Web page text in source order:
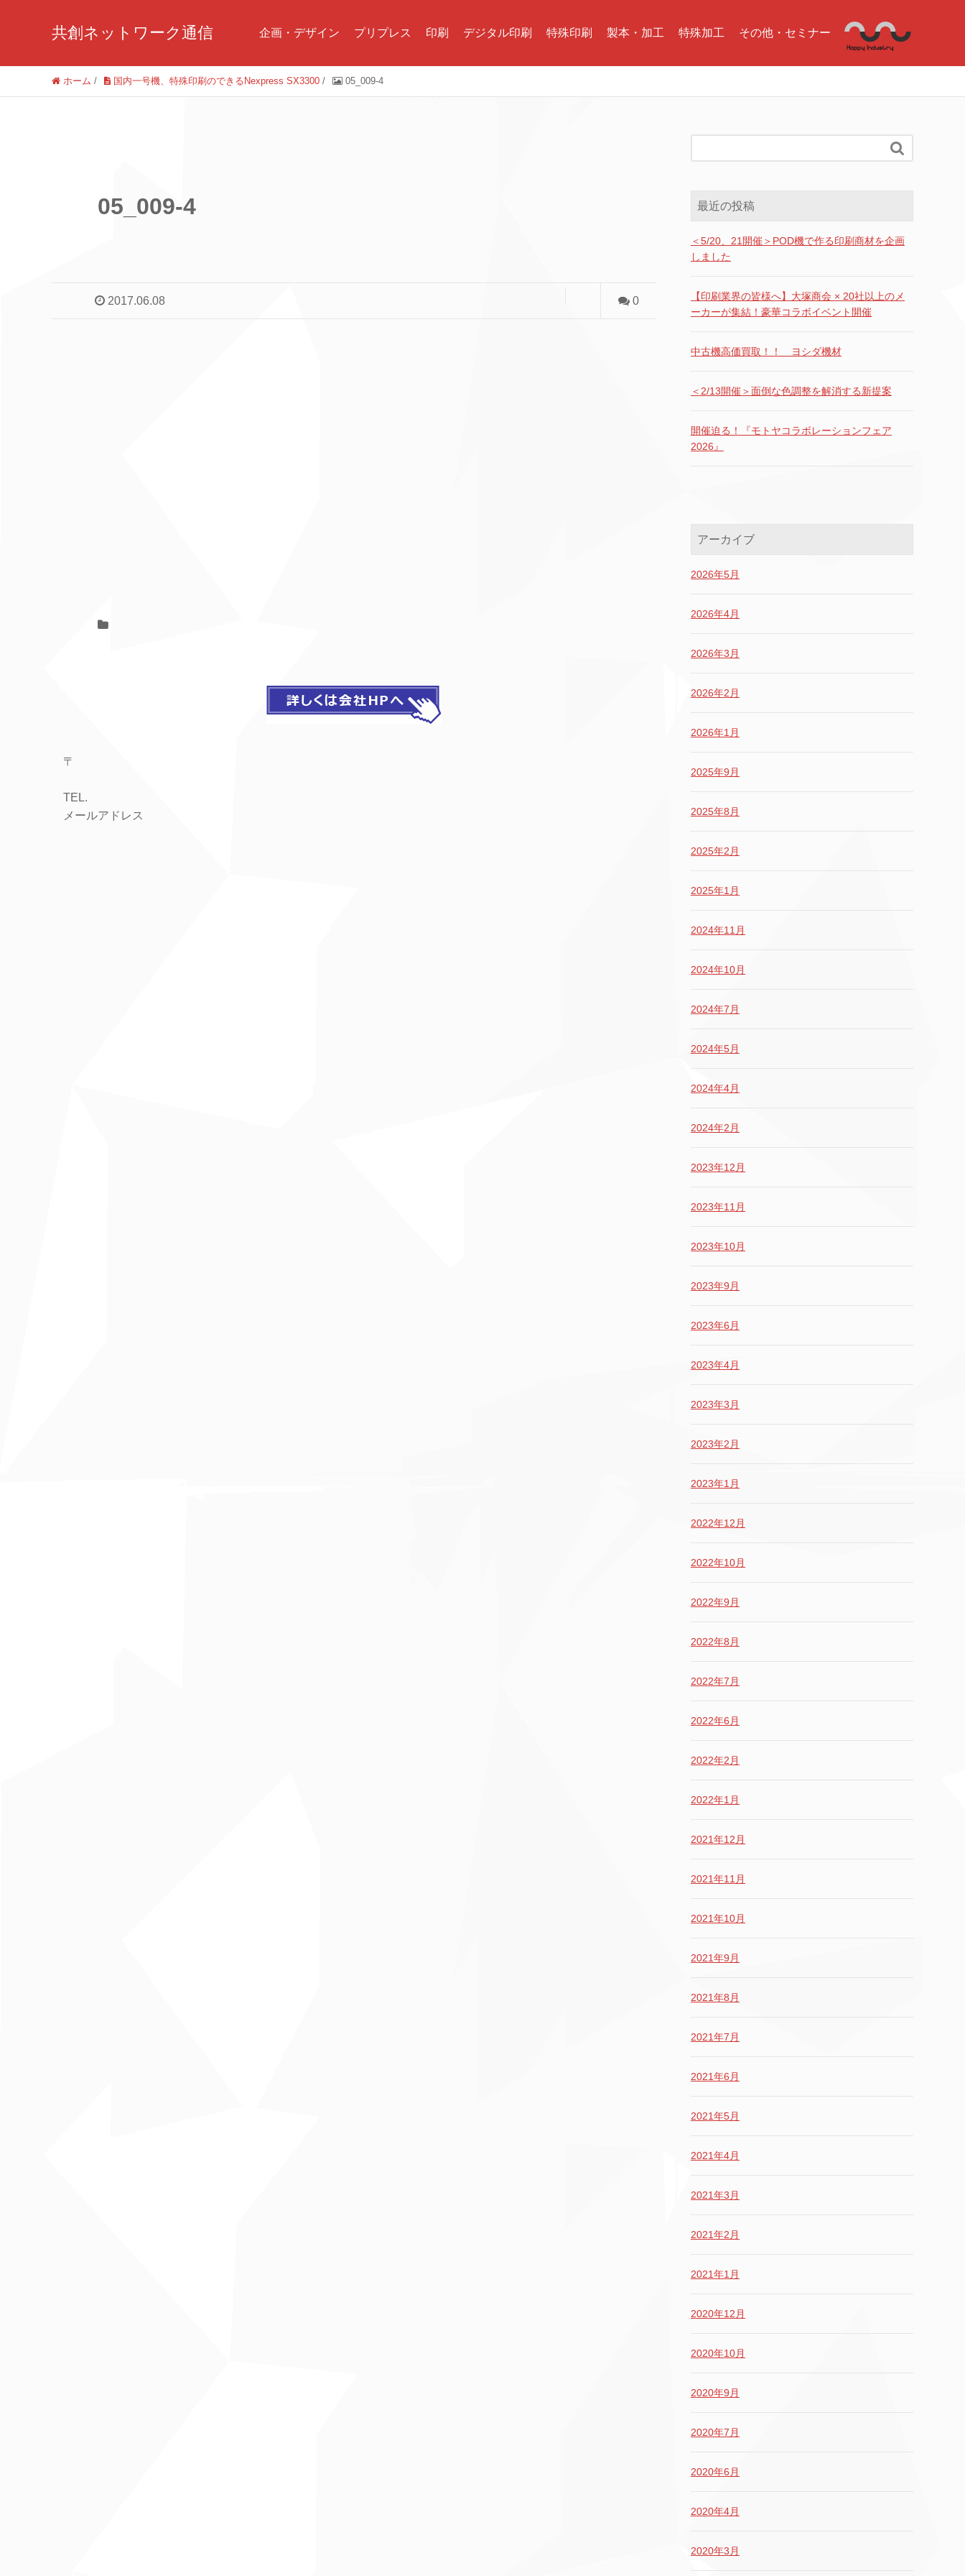
共創ネットワーク通信 企画・デザイン プリプレス 印刷 デジタル印刷 特殊印刷 製本・加工 特殊加工 その他・セミナー
ホーム / 国内一号機、特殊印刷のできるNexpress SX3300 / 05_009-4
05_009-4
2017.06.08 0
〒
TEL.
メールアドレス

最近の投稿
＜5/20、21開催＞POD機で作る印刷商材を企画
しました
【印刷業界の皆様へ】大塚商会 × 20社以上のメ
ーカーが集結！豪華コラボイベント開催
中古機高価買取！！ ヨシダ機材
＜2/13開催＞面倒な色調整を解消する新提案
開催迫る！『モトヤコラボレーションフェア
2026』
アーカイブ
2026年5月
2026年4月
2026年3月
2026年2月
2026年1月
2025年9月
2025年8月
2025年2月
2025年1月
2024年11月
2024年10月
2024年7月
2024年5月
2024年4月
2024年2月
2023年12月
2023年11月
2023年10月
2023年9月
2023年6月
2023年4月
2023年3月
2023年2月
2023年1月
2022年12月
2022年10月
2022年9月
2022年8月
2022年7月
2022年6月
2022年2月
2022年1月
2021年12月
2021年11月
2021年10月
2021年9月
2021年8月
2021年7月
2021年6月
2021年5月
2021年4月
2021年3月
2021年2月
2021年1月
2020年12月
2020年10月
2020年9月
2020年7月
2020年6月
2020年4月
2020年3月